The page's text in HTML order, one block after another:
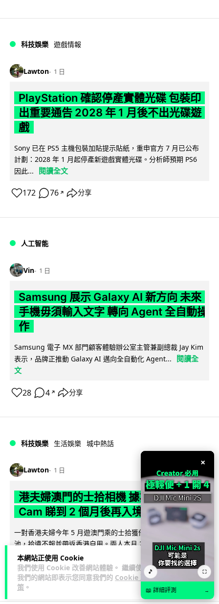
本網站正使用 Cookie
我們使用 Cookie 改善網站體驗。 繼續使用
我們的網站即表示您同意我們的 Cookie 政
策 。
科技娛樂 遊戲情報
Lawton 1 日
PlayStation 確認停產實體光碟 包裝印
出重要通告 2028 年 1 月後不出光碟遊
戲
Sony 已在 PS5 主機包裝加貼提示貼紙，重申官方 7 月已公布
計劃：2028 年 1 月起停產新遊戲實體光碟。分析師預期 PS6
因此...
閱讀全文
172 76 ↗ 分享
人工智能
Vin 1 日
Samsung 展示 Galaxy AI 新方向 未來
手機毋須輸入文字 轉向 Agent 全自動操
作
Samsung 電子 MX 部門顧客體驗辦公室主管兼副總裁 Jay Kim
表示，品牌正推動 Galaxy AI 邁向全自動化 Agent...
閱讀全
文
28 4 ↗ 分享
科技娛樂 生活娛樂 城中熱話
Lawton 1 日
港夫婦澳門的士拾相機 據為己有被的士
Cam 睇到 2 個月後再入境被捕
一對香港夫婦今年 5 月遊澳門乘的士拾獲他人遺留相機及電
池，拾遺不報並帶返香港自用。兩人本月 2 日經港珠澳大橋再
次入境澳門時，被治安警察局...
539 75 ↗ 分享
×
🎵 ⛶
📖 詳細評測 →